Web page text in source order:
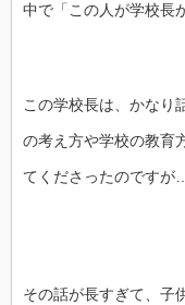
中で「この人が学校長
この学校長は、かなり
の考え方や学校の教育
てくださったのですが…
その話が長すぎて、子